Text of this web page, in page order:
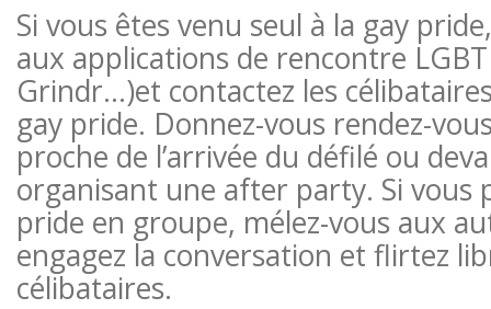
Si vous êtes venu seul à la gay
aux applications de rencontre
Grindr…)et contactez les
gay pride. Donnez-vous rendez-
proche de l’arrivée du défilé ou
organisant une after party. Si vous
pride en groupe, mélez-vous aux
engagez la conversation et flirtez
célibataires.